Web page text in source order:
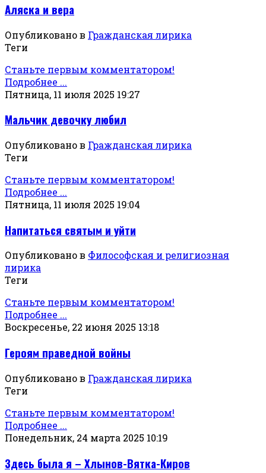
Аляска и вера
Опубликовано в Гражданская лирика
Теги
Станьте первым комментатором!
Подробнее ...
Пятница, 11 июля 2025 19:27
Мальчик девочку любил
Опубликовано в Гражданская лирика
Теги
Станьте первым комментатором!
Подробнее ...
Пятница, 11 июля 2025 19:04
Напитаться святым и уйти
Опубликовано в Философская и религиозная
лирика
Теги
Станьте первым комментатором!
Подробнее ...
Воскресенье, 22 июня 2025 13:18
Героям праведной войны
Опубликовано в Гражданская лирика
Теги
Станьте первым комментатором!
Подробнее ...
Понедельник, 24 марта 2025 10:19
Здесь была я – Хлынов-Вятка-Киров